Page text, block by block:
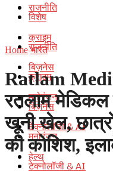
राजनीति
क्राइम
बिज़नेस
मनोरंजन
टेक्नोलॉजी & AI
हेल्थ
विशेष
राजनीति
क्राइम
बिज़नेस
मनोरंजन
टेक्नोलॉजी & AI
Home भारत
Ratlam
रतलाम मेडिकल
खूनी खेल,
की कोशिश,